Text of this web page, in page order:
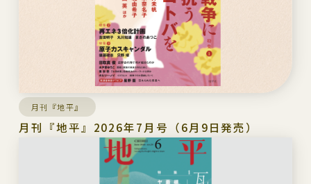
月刊『地平』
月刊『地平』2026年7月号（6月9日発売）